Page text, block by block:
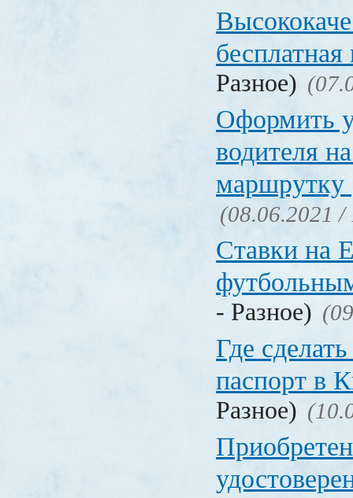
Разное)
Оформить
водителя
маршрутку
(08.06.2021 /
Ставки на
- Разное)
Где
паспорт в
Разное)